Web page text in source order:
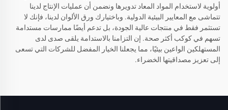
أولوية لاستخدام المواد المعاد تدويرها ونضمن أن عمليات الإنتاج لدينا
تتماشى مع المعايير البيئية الدولية. وباختيارك ورق الألوان لدينا، فإنك لا
تستثمر فقط في منتجات عالية الجودة، بل تدعم أيضًا ممارسات مستدامة
تسهم في كوكب أكثر صحة. إن التزامنا بالاستدامة يلقى صدى لدى
المستهلكين الواعين بيئيًا، مما يجعلنا الخيار المفضل للشركات التي تسعى
إلى تعزيز مصداقيتها الخضراء.